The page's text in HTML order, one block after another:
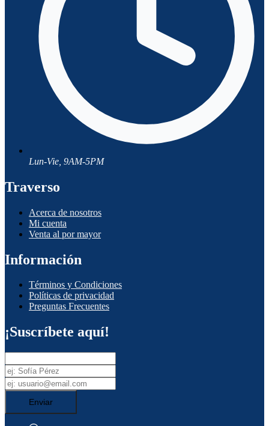
Lun-Vie, 9AM-5PM
Traverso
Acerca de nosotros
Mi cuenta
Venta al por mayor
Información
Términos y Condiciones
Políticas de privacidad
Preguntas Frecuentes
¡Suscríbete aquí!
Enviar